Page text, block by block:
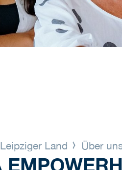
Leipziger Land Über